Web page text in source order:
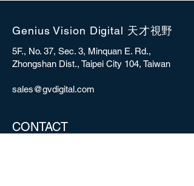
Genius Vision Digital 天才視野
5F., No. 37, Sec. 3, Minquan E. Rd.,
Zhongshan Dist., Taipei City 104, Taiwan
sales@gvdigital.com
CONTACT